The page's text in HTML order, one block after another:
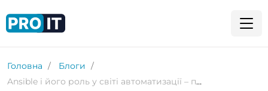
Головна
Блоги
Ansible і його роль у світі автоматизації – практичні поради та секрети